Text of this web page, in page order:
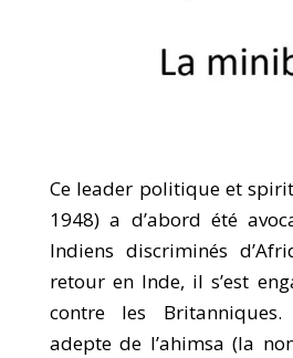
Ce leader politique et
1948) a d’abord été
Indiens discriminés
retour en Inde, il s’est
contre les
adepte de l’ahimsa (la